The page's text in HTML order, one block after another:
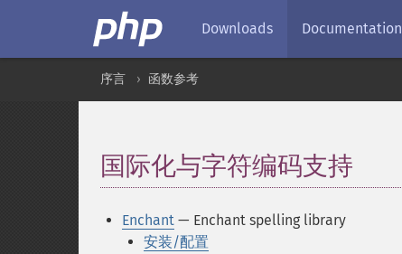
Downloads Documentation
序言 函数参考
国际化与字符编码支持
Enchant — Enchant spelling library
安装/配置